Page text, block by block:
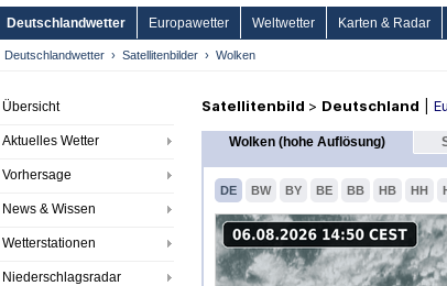
Deutschlandwetter Europawetter Weltwetter Karten & Radar
Deutschlandwetter Satellitenbilder Wolken
Übersicht
Aktuelles Wetter
Vorhersage
News & Wissen
Wetterstationen
Niederschlagsradar
Satellitenbild > Deutschland
Wolken (hohe Auflösung)
DE BW BY BE BB HB HH